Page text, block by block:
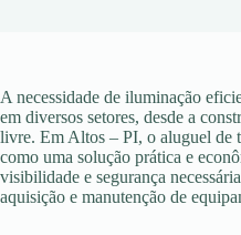
A necessidade de iluminação
em diversos setores, desde a
livre. Em Altos – PI, o aluguel de
como uma solução prática e
visibilidade e segurança
aquisição e manutenção de